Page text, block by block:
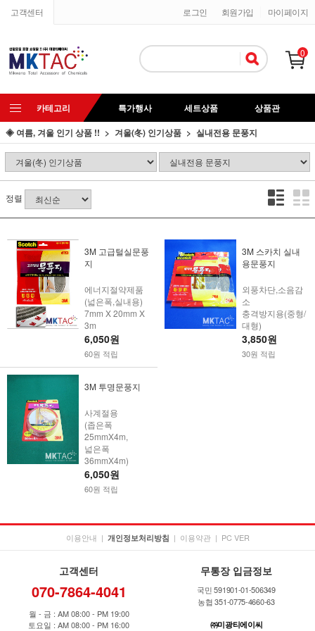
고객센터 마이페이지
회원가입
로그인
0
카테고리 특가행사 세트상품
상품관
◈ 여름, 겨울 인기 상품 !!
겨울(冬) 인기상품 실내전용 문풍지
정렬
3M 고급털실문풍
지
에너지절약제품
(넓은폭,실내용)
7mm X 20mm X
3m
6,050원
60원 적립
3M 스카치 실내
용문풍지
외풍차단,소음감
소
충격방지용(중형/
대형)
3,850원
30원 적립
3M 투명문풍지
사계절용
(좁은폭
25mmX4m,
넓은폭
36mmX4m)
6,050원
60원 적립
이용안내 | 개인정보처리방침 | 이용약관 | PC VER
고객센터
070-7864-4041
월 - 금 : AM 08:00 - PM 19:00
토요일 : AM 08:00 - PM 16:00
무통장 입금정보
국민 591901-01-506349
농협 351-0775-4660-63
㈜미광티에이씨